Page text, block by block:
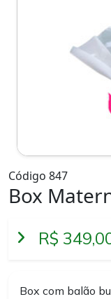
Código 847
Box
R$
Box com balão